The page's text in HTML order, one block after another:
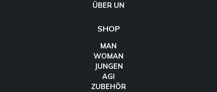
ÜBER UN
SHOP
MAN
WOMAN
JUNGEN
AGI
ZUBEHÖR